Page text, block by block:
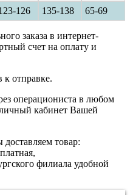
126 135-138 65-69
заказа в интернет-
счет на оплату и
к отправке.
операциониста в любом
личный кабинет Вашей
товар:
филиала удобной